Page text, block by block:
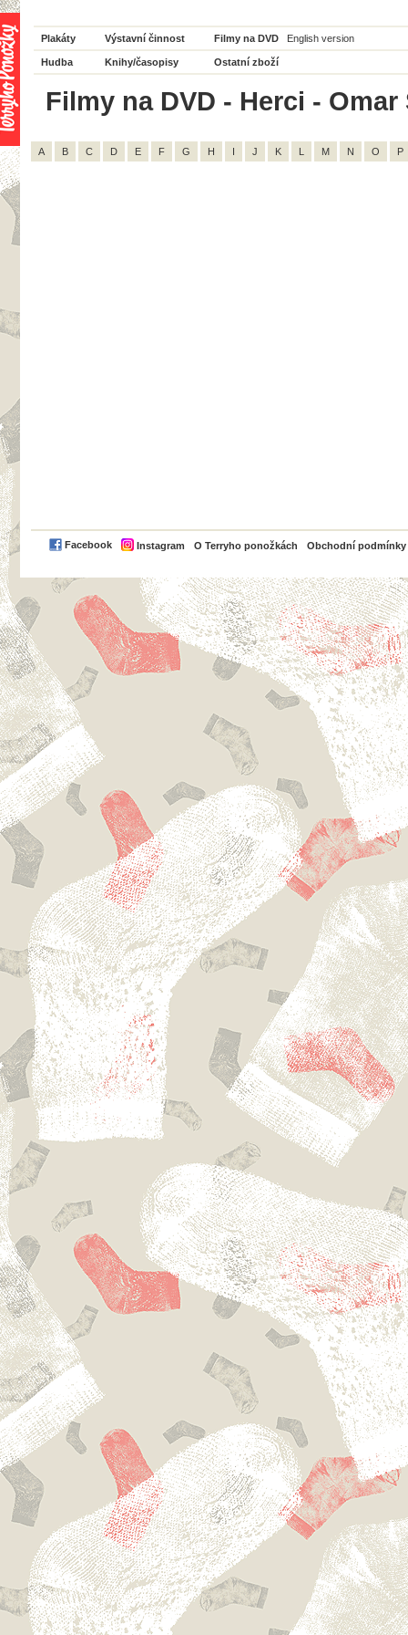
Plakáty Výstavní činnost Filmy na DVD English version
Hudba Knihy/časopisy Ostatní zboží
Filmy na DVD - Herci -
A B C D E F G H I J K L M N O P
Facebook Instagram O Terryho ponožkách Obchodní podmínky
PayPal